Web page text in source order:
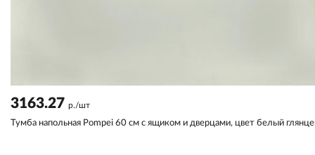
3163.27 р./шт
Тумба напольная Pompei 60 см с ящиком и дверцами, цвет белый